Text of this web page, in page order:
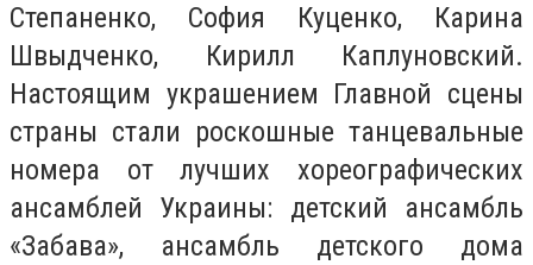
Степаненко, София Куценко, Карина
Швыдченко, Кирилл Каплуновский.
Настоящим украшением Главной сцены
страны стали роскошные танцевальные
номера от лучших хореографических
ансамблей Украины: детский ансамбль
«Забава», ансамбль детского дома